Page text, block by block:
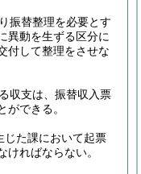
振替整理を必要とす
異動を生ずる区分に
付して整理をさせな
収支は、振替収入票
ができる。
じた課において起票
ければならない。